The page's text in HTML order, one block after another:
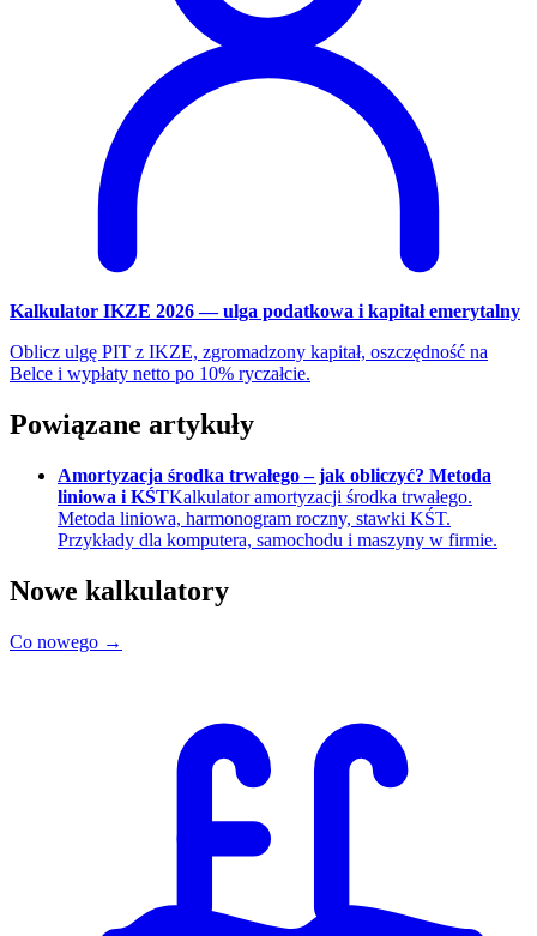
Kalkulator IKZE 2026 — ulga podatkowa i kapitał emerytalny
Oblicz ulgę PIT z IKZE, zgromadzony kapitał, oszczędność na
Belce i wypłaty netto po 10% ryczałcie.
Powiązane artykuły
Amortyzacja środka trwałego – jak obliczyć? Metoda
liniowa i KŚTKalkulator amortyzacji środka trwałego.
Metoda liniowa, harmonogram roczny, stawki KŚT.
Przykłady dla komputera, samochodu i maszyny w firmie.
Nowe kalkulatory
Co nowego →